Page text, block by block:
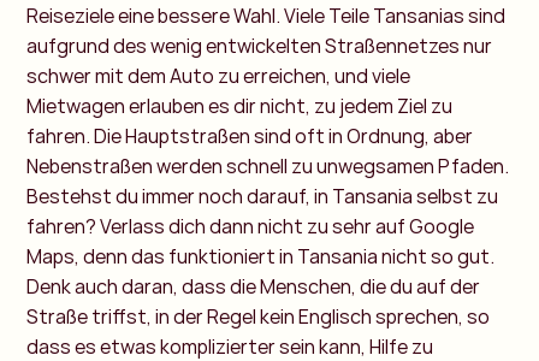
Reiseziele eine bessere Wahl. Viele Teile Tansanias sind
aufgrund des wenig entwickelten Straßennetzes nur
schwer mit dem Auto zu erreichen, und viele
Mietwagen erlauben es dir nicht, zu jedem Ziel zu
fahren. Die Hauptstraßen sind oft in Ordnung, aber
Nebenstraßen werden schnell zu unwegsamen Pfaden.
Bestehst du immer noch darauf, in Tansania selbst zu
fahren? Verlass dich dann nicht zu sehr auf Google
Maps, denn das funktioniert in Tansania nicht so gut.
Denk auch daran, dass die Menschen, die du auf der
Straße triffst, in der Regel kein Englisch sprechen, so
dass es etwas komplizierter sein kann, Hilfe zu